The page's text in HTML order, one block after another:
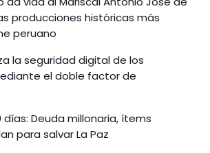
producciones históricas más
peruano
la seguridad digital de los
el doble factor de
días: Deuda millonaria, ítems
para salvar La Paz